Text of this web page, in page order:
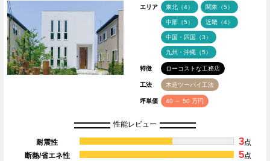
エリア 東北（4） 関東（5）
中部（5） 近畿（4）
中国・四国（3）
九州・沖縄（5）
特徴 ローコストな工務店
工法 木造ツーバイ工法
坪単価 40 ～ 50 万円
性能レビュー
耐震性 3点
断熱/省エネ性
5点